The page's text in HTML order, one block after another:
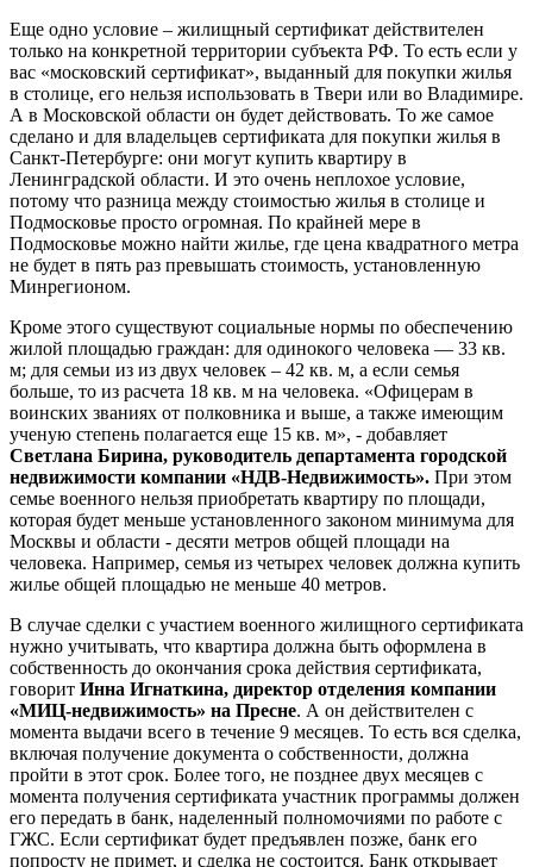
Еще одно условие – жилищный сертификат действителен
только на конкретной территории субъекта РФ. То есть если у
вас «московский сертификат», выданный для покупки жилья
в столице, его нельзя использовать в Твери или во Владимире.
А в Московской области он будет действовать. То же самое
сделано и для владельцев сертификата для покупки жилья в
Санкт-Петербурге: они могут купить квартиру в
Ленинградской области. И это очень неплохое условие,
потому что разница между стоимостью жилья в столице и
Подмосковье просто огромная. По крайней мере в
Подмосковье можно найти жилье, где цена квадратного метра
не будет в пять раз превышать стоимость, установленную
Минрегионом.
Кроме этого существуют социальные нормы по обеспечению
жилой площадью граждан: для одинокого человека — 33 кв.
м; для семьи из из двух человек – 42 кв. м, а если семья
больше, то из расчета 18 кв. м на человека. «Офицерам в
воинских званиях от полковника и выше, а также имеющим
ученую степень полагается еще 15 кв. м», - добавляет
Светлана Бирина, руководитель департамента городской
недвижимости компании «НДВ-Недвижимость». При этом
семье военного нельзя приобретать квартиру по площади,
которая будет меньше установленного законом минимума для
Москвы и области - десяти метров общей площади на
человека. Например, семья из четырех человек должна купить
жилье общей площадью не меньше 40 метров.
В случае сделки с участием военного жилищного сертификата
нужно учитывать, что квартира должна быть оформлена в
собственность до окончания срока действия сертификата,
говорит Инна Игнаткина, директор отделения компании
«МИЦ-недвижимость» на Пресне. А он действителен с
момента выдачи всего в течение 9 месяцев. То есть вся сделка,
включая получение документа о собственности, должна
пройти в этот срок. Более того, не позднее двух месяцев с
момента получения сертификата участник программы должен
его передать в банк, наделенный полномочиями по работе с
ГЖС. Если сертификат будет предъявлен позже, банк его
попросту не примет, и сделка не состоится. Банк открывает